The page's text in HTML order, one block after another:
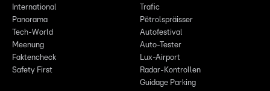
International
Panorama
Tech-World
Meenung
Faktencheck
Safety First
Trafic
Pëtrolspräisser
Autofestival
Auto-Tester
Lux-Airport
Radar-Kontrollen
Guidage Parking